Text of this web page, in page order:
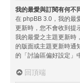
我的最愛與訂閱有何不
在 phpBB 3.0，我的最
更新時，您不會收到提
我的最愛之主題更新時
的版面或主題更新時通
的「討論區偏好設定」
回頂端